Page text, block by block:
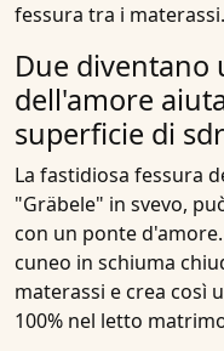
fessura tra i materassi.
Due diventano
dell'amore
superficie di
La fastidiosa fessura
"Gräbele" in svevo,
con un ponte
cuneo in schiuma
materassi e crea così
100% nel letto